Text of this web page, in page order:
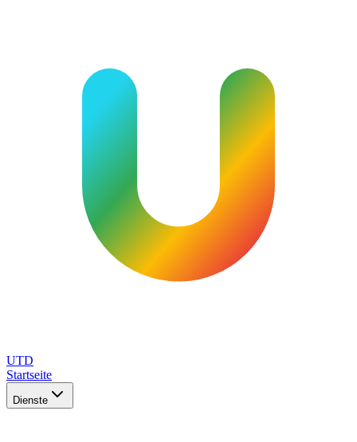
UTD
Startseite
Dienste